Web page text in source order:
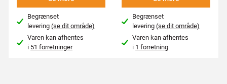
Begrænset
levering(se dit område)
Varen kan afhentes
i 51 forretninger
Begrænset
levering(se dit område)
Varen kan afhentes
i 1 forretning